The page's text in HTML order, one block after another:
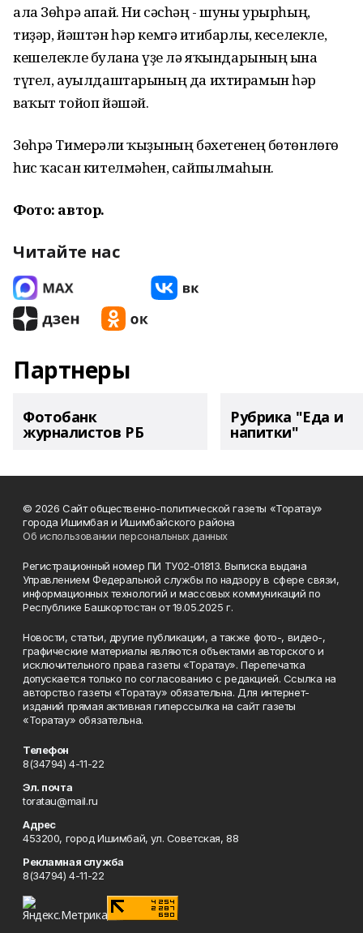
ала Зөһрә апай. Ни сәсһәң - шуны урырһың,
тиҙәр, йәштән һәр кемгә иғтибарлы, кеселекле,
кешелекле булғанға үҙе лә яҡындарының ғына
түгел, ауылдаштарының да ихтирамын һәр
ваҡыт тойоп йәшәй.
Зөһрә Тимерғәли ҡыҙының бәхетенең бөтөнлөгө
һис ҡасан кителмәһен, сайпылмаһын.
Фото: автор.
Читайте нас
Партнеры
Фотобанк
журналистов РБ
Рубрика "Еда и
напитки"
© 2026 Сайт общественно-политической газеты «Торатау»
города Ишимбая и Ишимбайского района
Об использовании персональных данных
Регистрационный номер ПИ ТУ02-01813. Выписка выдана
Управлением Федеральной службы по надзору в сфере связи,
информационных технологий и массовых коммуникаций по
Республике Башкортостан от 19.05.2025 г.
Новости, статьи, другие публикации, а также фото-, видео-,
графические материалы являются объектами авторского и
исключительного права газеты «Торатау». Перепечатка
допускается только по согласованию с редакцией. Ссылка на
авторство газеты «Торатау» обязательна. Для интернет-
изданий прямая активная гиперссылка на сайт газеты
«Торатау» обязательна.
Телефон
8(34794) 4-11-22
Эл. почта
toratau@mail.ru
Адрес
453200, город Ишимбай, ул. Советская, 88
Рекламная служба
8(34794) 4-11-22